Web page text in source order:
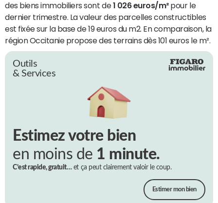
des biens immobiliers sont de1 026 euros/m²pour le
dernier trimestre. La valeur des parcelles constructibles
est fixée sur la base de 19 euros du m2. En comparaison, la
région Occitanie propose des terrains dès 101 euros le m².
Outils
& Services
Estimez votre bien
en moins de 1 minute.
C’est rapide, gratuit…et ça peut clairement valoir le coup.
Estimer mon bien